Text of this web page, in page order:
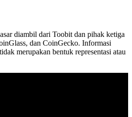
diambil dari Toobit dan pihak ketiga
dan CoinGecko. Informasi
merupakan bentuk representasi atau